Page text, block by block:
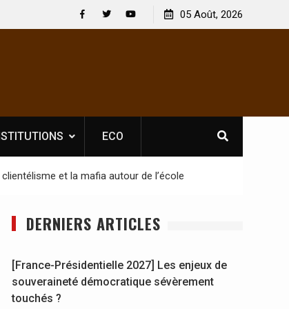
05 Août, 2026
ECO
et la mafia autour de l’école
DERNIERS ARTICLES
[France-Présidentielle 2027] Les enjeux de
souveraineté démocratique sévèrement
touchés ?